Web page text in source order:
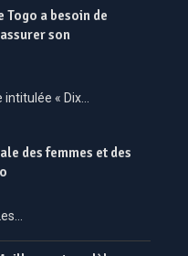
Togo a besoin de
son
intitulée « Dix…
des femmes et des